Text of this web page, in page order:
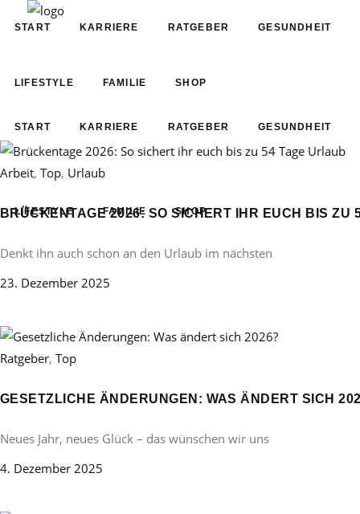
START KARRIERE RATGEBER GESUNDHEIT
LIFESTYLE FAMILIE SHOP
START KARRIERE RATGEBER GESUNDHEIT
LIFESTYLE FAMILIE SHOP
Arbeit, Top, Urlaub
BRÜCKENTAGE 2026: SO SICHERT IHR EUCH BIS ZU
Denkt ihn auch schon an den Urlaub im nächsten
23. Dezember 2025
Ratgeber, Top
GESETZLICHE ÄNDERUNGEN: WAS ÄNDERT SICH
Neues Jahr, neues Glück – das wünschen wir uns
4. Dezember 2025